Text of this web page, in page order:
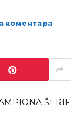
коментара